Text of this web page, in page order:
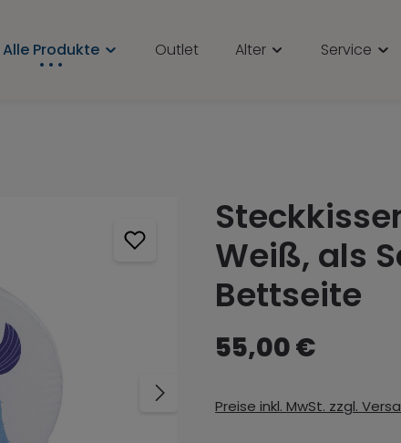
Alle Produkte Outlet Alter Service
Weiß, als
Bettseite
55,00 €
Preise inkl. MwSt. zzgl.